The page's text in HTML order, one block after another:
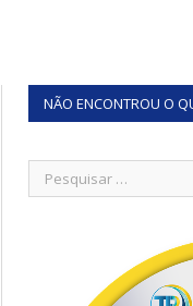
NÃO ENCONTROU O